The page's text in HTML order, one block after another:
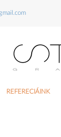
REFERECIÁINK